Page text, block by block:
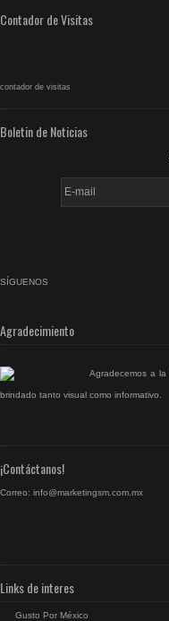
Contador de Visitas
contador de visitas
Boletin de Noticias
SÍGUENOS
Agradecimiento
Agradecemos a
brindado tanto visual como informativo.
¡Contáctanos!
Correo: info@marketingsm.com.mx
Links de interes
Gusto Por México